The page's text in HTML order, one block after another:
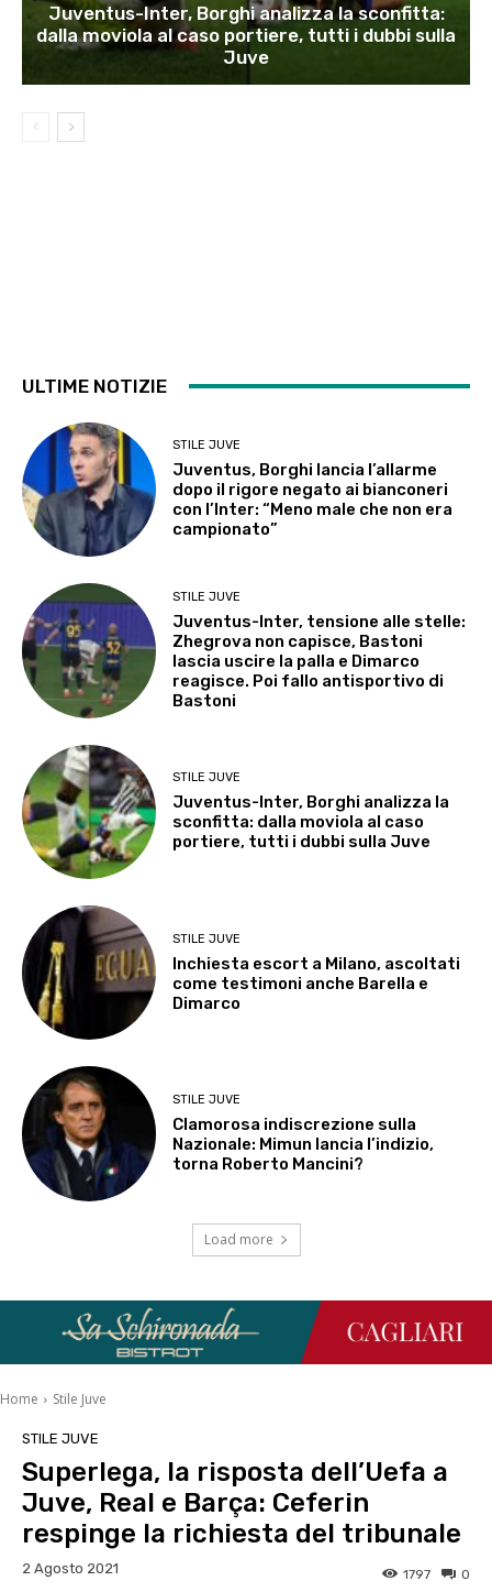
Juventus-Inter, Borghi analizza la sconfitta:
dalla moviola al caso portiere, tutti i dubbi sulla
Juve
ULTIME NOTIZIE
STILE JUVE
Juventus, Borghi lancia l’allarme
dopo il rigore negato ai bianconeri
con l’Inter: “Meno male che non era
campionato”
STILE JUVE
Juventus-Inter, tensione alle stelle:
Zhegrova non capisce, Bastoni
lascia uscire la palla e Dimarco
reagisce. Poi fallo antisportivo di
Bastoni
STILE JUVE
Juventus-Inter, Borghi analizza la
sconfitta: dalla moviola al caso
portiere, tutti i dubbi sulla Juve
STILE JUVE
Inchiesta escort a Milano, ascoltati
come testimoni anche Barella e
Dimarco
STILE JUVE
Clamorosa indiscrezione sulla
Nazionale: Mimun lancia l’indizio,
torna Roberto Mancini?
Load more